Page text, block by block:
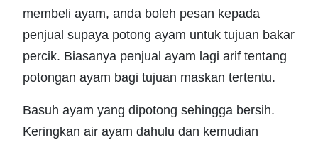
membeli ayam, anda boleh pesan kepada
penjual supaya potong ayam untuk tujuan bakar
percik. Biasanya penjual ayam lagi arif tentang
potongan ayam bagi tujuan maskan tertentu.
Basuh ayam yang dipotong sehingga bersih.
Keringkan air ayam dahulu dan kemudian